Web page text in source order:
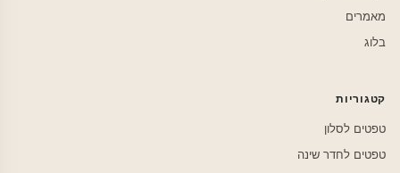
מאמרים
בלוג
קטגוריות
טפטים לסלון
טפטים לחדר שינה